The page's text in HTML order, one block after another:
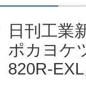
日刊工業
ポカヨケ
820R-